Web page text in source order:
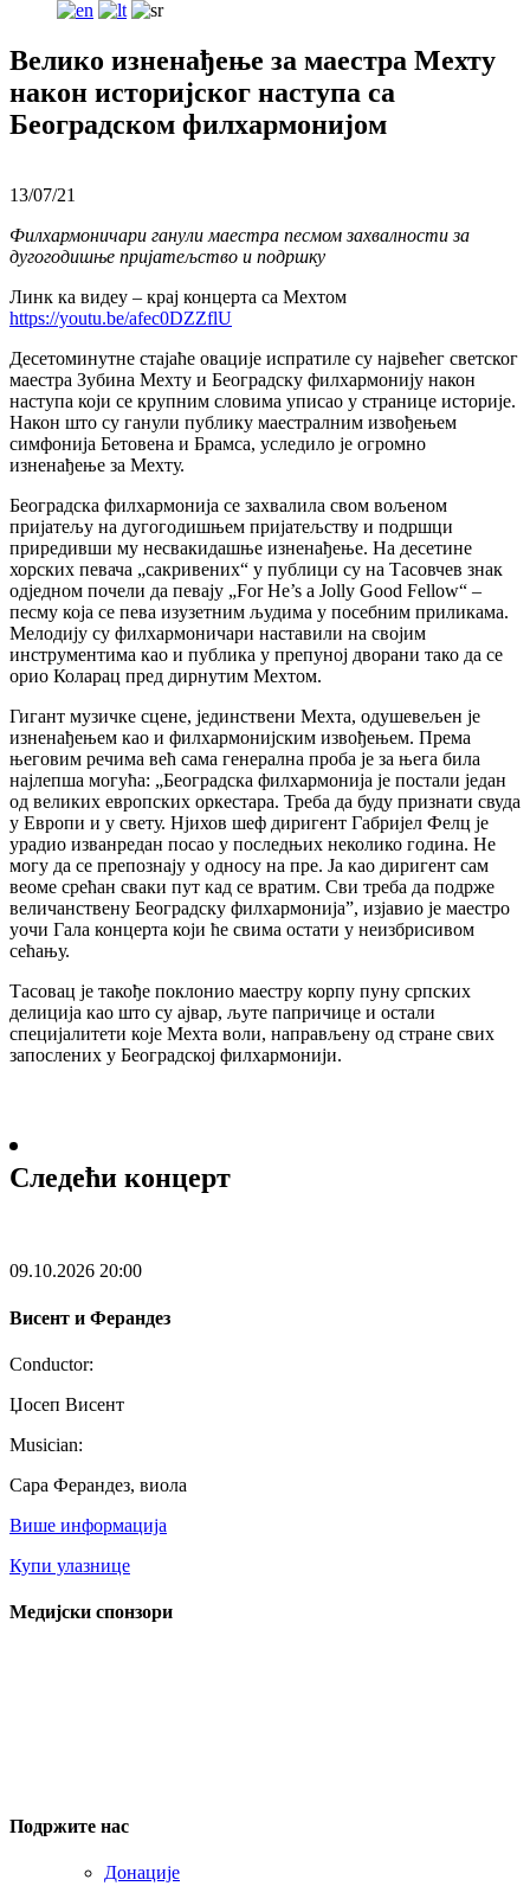
Велико изненађење за маестра Мехту
након историјског наступа са
Београдском филхармонијом
13/07/21
Филхармоничари ганули маестра песмом захвалности за
дугогодишње пријатељство и подршку
Линк ка видеу – крај концерта са Мехтом
https://youtu.be/afec0DZZflU
Десетоминутне стајаће овације испратиле су највећег светског
маестра Зубина Мехту и Београдску филхармонију након
наступа који се крупним словима уписао у странице историје.
Након што су ганули публику маестралним извођењем
симфонија Бетовена и Брамса, уследило је огромно
изненађење за Мехту.
Београдска филхармонија се захвалила свом вољеном
пријатељу на дугогодишњем пријатељству и подршци
приредивши му несвакидашње изненађење. На десетине
хорских певача „сакривених“ у публици су на Тасовчев знак
одједном почели да певају „For He’s a Jolly Good Fellow“ –
песму која се пева изузетним људима у посебним приликама.
Мелодију су филхармоничари наставили на својим
инструментима као и публика у препуној дворани тако да се
орио Коларац пред дирнутим Мехтом.
Гигант музичке сцене, јединствени Мехта, одушевељен је
изненађењем као и филхармонијским извођењем. Према
његовим речима већ сама генерална проба је за њега била
најлепша могућа: „Београдска филхармонија је постали један
од великих европских оркестара. Треба да буду признати свуда
у Европи и у свету. Нјихов шеф диригент Габријел Фелц је
урадио изванредан посао у последњих неколико година. Не
могу да се препознају у односу на пре. Ја као диригент сам
веоме срећан сваки пут кад се вратим. Сви треба да подрже
величанствену Београдску филхармонија”, изјавио је маестро
уочи Гала концерта који ће свима остати у неизбрисивом
сећању.
Тасовац је такође поклонио маестру корпу пуну српских
делиција као што су ајвар, љуте папричице и остали
специјалитети које Мехта воли, направљену од стране свих
запослених у Београдској филхармонији.
Следећи концерт
09.10.2026 20:00
Висент и Ферандез
Conductor:
Џосеп Висент
Musician:
Сара Ферандез, виола
Више информација
Купи улазнице
Медијски спонзори
Подржите нас
Донације